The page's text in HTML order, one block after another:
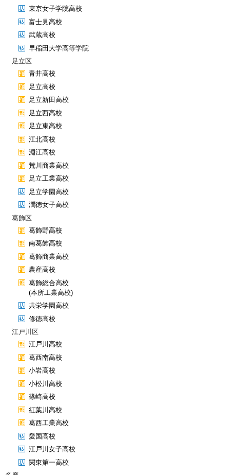
東京女子学院高校
富士見高校
武蔵高校
早稲田大学高等学院
足立区
青井高校
足立高校
足立新田高校
足立西高校
足立東高校
江北高校
淵江高校
荒川商業高校
足立工業高校
足立学園高校
潤徳女子高校
葛飾区
葛飾野高校
南葛飾高校
葛飾商業高校
農産高校
葛飾総合高校
(本所工業高校)
共栄学園高校
修徳高校
江戸川区
江戸川高校
葛西南高校
小岩高校
小松川高校
篠崎高校
紅葉川高校
葛西工業高校
愛国高校
江戸川女子高校
関東第一高校